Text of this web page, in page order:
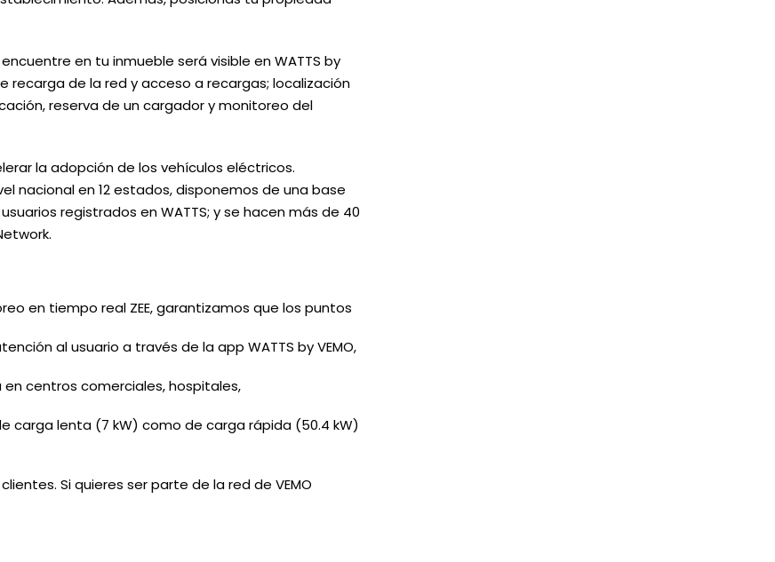
en tu inmueble será visible en WATTS by
recarga de la red y acceso a recargas; localización
reserva de un cargador y monitoreo del
la adopción de los vehículos eléctricos.
nacional en 12 estados, disponemos de una base
registrados en WATTS; y se hacen más de 40
en tiempo real ZEE, garantizamos que los puntos
al usuario a través de la app WATTS by VEMO,
centros comerciales, hospitales,
carga lenta (7 kW) como de carga rápida (50.4 kW)
Si quieres ser parte de la red de VEMO